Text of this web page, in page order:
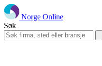
Norge Online
Søk